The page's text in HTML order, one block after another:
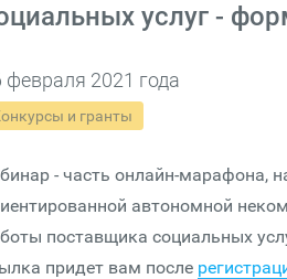
услуг -
февраля 2021 года
и гранты
- часть онлайн-марафона,
автономной
поставщика социальных
придет вам после